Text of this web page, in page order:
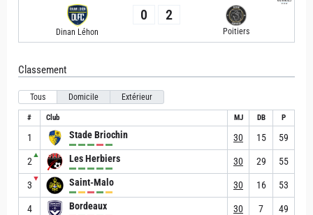
Dinan Léhon
0 2
Poitiers
Classement
Tous Domicile Extérieur
# Club MJ DB P
1 Stade Briochin 30 15 59
2
▲ Les Herbiers 30 29 55
3
▼ Saint-Malo 30 16 53
4 Bordeaux 30 7 49